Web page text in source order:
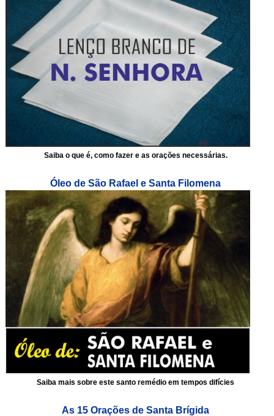
Saiba o que é, como fazer e as orações necessárias.
Óleo de São Rafael e Santa Filomena
Saiba mais sobre este santo remédio em tempos difícies
As 15 Orações de Santa Brígida